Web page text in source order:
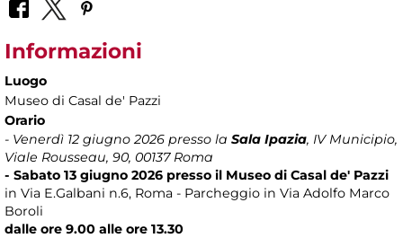
Informazioni
Luogo
Museo di Casal de' Pazzi
Orario
- Venerdì 12 giugno 2026 presso la Sala Ipazia, IV Municipio,
Viale Rousseau, 90, 00137 Roma
- Sabato 13 giugno 2026 presso il Museo di Casal de' Pazzi
in Via E.Galbani n.6, Roma - Parcheggio in Via Adolfo Marco
Boroli
dalle ore 9.00 alle ore 13.30